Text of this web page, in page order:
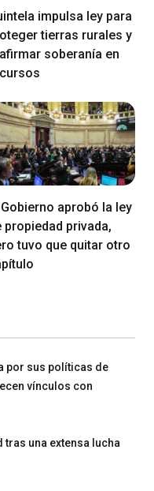
impulsa ley para
tierras rurales y
soberanía en
Gobierno aprobó la ley
propiedad privada,
tuvo que quitar otro
por sus políticas de
vínculos con
tras una extensa lucha